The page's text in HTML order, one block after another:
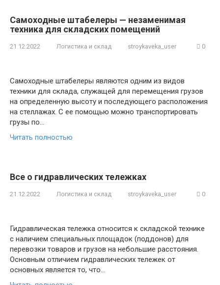
Самоходные штабелеры — незаменимая
техника для складских помещений
21.12.2022 Логистика и склад stroykaveka_user 0
Самоходные штабелеры являются одним из видов
техники для склада, служащей для перемещения грузов
на определенную высоту и последующего расположения
на стеллажах. С ее помощью можно транспортировать
грузы по…
Читать полностью
Все о гидравлических тележках
21.12.2022 Логистика и склад stroykaveka_user 0
Гидравлическая тележка относится к складской технике
с наличием специальных площадок (поддонов) для
перевозки товаров и грузов на небольшие расстояния.
Основным отличием гидравлических тележек от
основных является то, что…